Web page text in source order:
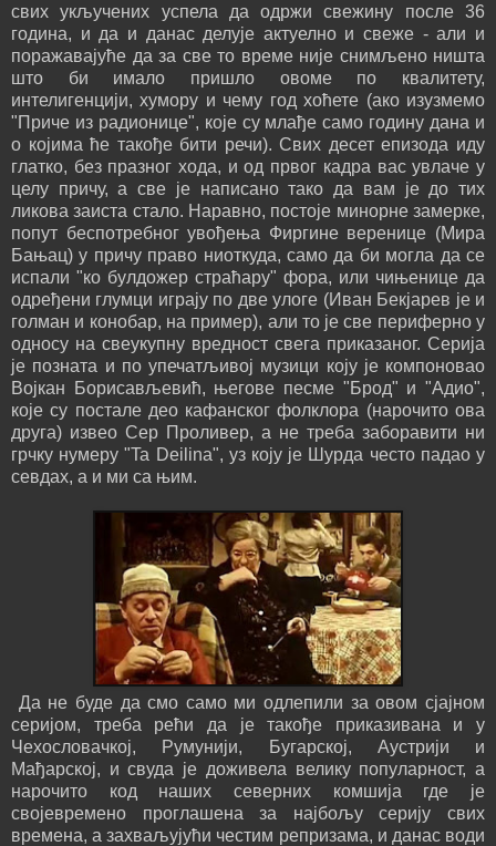
свих укључених успела да одржи свежину после 36
година, и да и данас делује актуелно и свеже - али и
поражавајуће да за све то време није снимљено ништа
што би имало пришло овоме по квалитету,
интелигенцији, хумору и чему год хоћете (ако изузмемо
"Приче из радионице", које су млађе само годину дана и
о којима ће такође бити речи). Свих десет епизода иду
глатко, без празног хода, и од првог кадра вас увлаче у
целу причу, а све је написано тако да вам је до тих
ликова заиста стало. Наравно, постоје минорне замерке,
попут беспотребног увођења Фиргине веренице (Мира
Бањац) у причу право ниоткуда, само да би могла да се
испали "ко булдожер страћару" фора, или чињенице да
одређени глумци играју по две улоге (Иван Бекјарев је и
голман и конобар, на пример), али то је све периферно у
односу на свеукупну вредност свега приказаног. Серија
је позната и по упечатљивој музици коју је компоновао
Војкан Борисављевић, његове песме "Брод" и "Адио",
које су постале део кафанског фолклора (нарочито ова
друга) извео Сер Проливер, а не треба заборавити ни
грчку нумеру "Ta Deilina", уз коју је Шурда често падао у
севдах, а и ми са њим.
Да не буде да смо само ми одлепили за овом сјајном
серијом, треба рећи да је такође приказивана и у
Чехословачкој, Румунији, Бугарској, Аустрији и
Мађарској, и свуда је доживела велику популарност, а
нарочито код наших северних комшија где је
својевремено проглашена за најбољу серију свих
времена, а захваљујући честим репризама, и данас води